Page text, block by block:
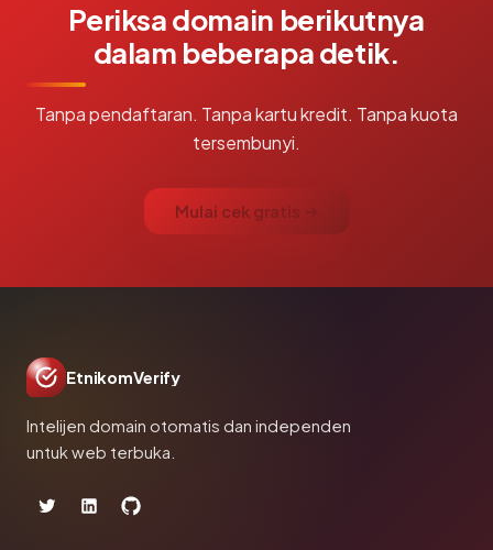
Periksa domain berikutnya
dalam beberapa detik.
Tanpa pendaftaran. Tanpa kartu kredit. Tanpa kuota
tersembunyi.
Mulai cek gratis →
EtnikomVerify
Intelijen domain otomatis dan independen
untuk web terbuka.